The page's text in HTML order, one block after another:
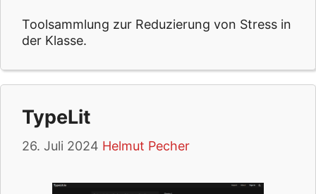
Toolsammlung zur Reduzierung von Stress in
der Klasse.
TypeLit
26. Juli 2024 Helmut Pecher